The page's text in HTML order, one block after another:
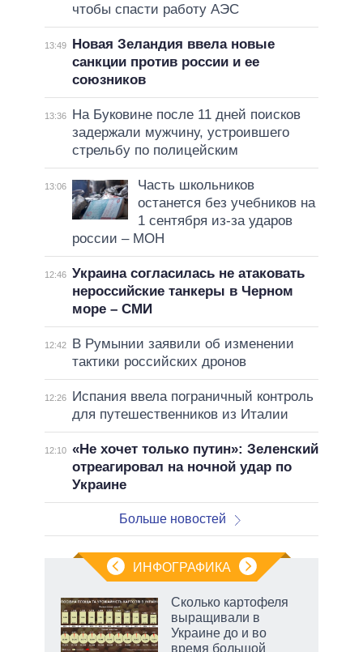
чтобы спасти работу АЭС
13:49
Новая Зеландия ввела новые
санкции против россии и ее
союзников
13:36
На Буковине после 11 дней поисков
задержали мужчину, устроившего
стрельбу по полицейским
13:06
Часть школьников
останется без учебников на
1 сентября из-за ударов
россии – МОН
12:46 Украина согласилась не атаковать
нероссийские танкеры в Черном
море – СМИ
12:42
В Румынии заявили об изменении
тактики российских дронов
12:26
Испания ввела пограничный контроль
для путешественников из Италии
12:10 «Не хочет только путин»: Зеленский
отреагировал на ночной удар по
Украине
Больше новостей
ИНФОГРАФИКА
Сколько картофеля
выращивали в
Украине до и во
время большой